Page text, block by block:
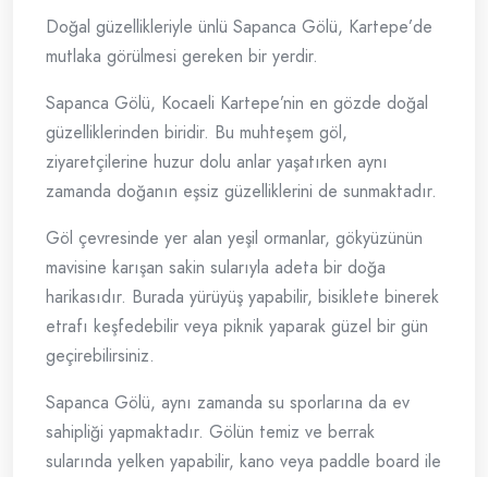
Doğal güzellikleriyle ünlü Sapanca Gölü, Kartepe’de
mutlaka görülmesi gereken bir yerdir.
Sapanca Gölü, Kocaeli Kartepe’nin en gözde doğal
güzelliklerinden biridir. Bu muhteşem göl,
ziyaretçilerine huzur dolu anlar yaşatırken aynı
zamanda doğanın eşsiz güzelliklerini de sunmaktadır.
Göl çevresinde yer alan yeşil ormanlar, gökyüzünün
mavisine karışan sakin sularıyla adeta bir doğa
harikasıdır. Burada yürüyüş yapabilir, bisiklete binerek
etrafı keşfedebilir veya piknik yaparak güzel bir gün
geçirebilirsiniz.
Sapanca Gölü, aynı zamanda su sporlarına da ev
sahipliği yapmaktadır. Gölün temiz ve berrak
sularında yelken yapabilir, kano veya paddle board ile